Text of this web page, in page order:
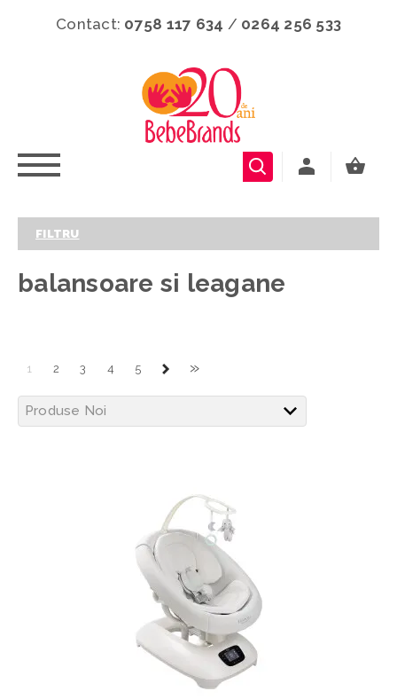
Contact: 0758 117 634 / 0264 256 533
FILTRU
balansoare si leagane
1 2 3 4 5 »